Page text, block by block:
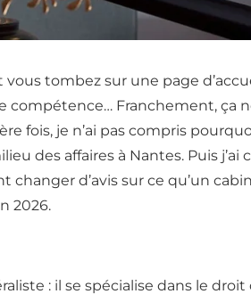
vous tombez sur une page
compétence… Franchement, ça
fois, je n’ai pas compris
des affaires à Nantes. Puis j’ai
changer d’avis sur ce qu’un
2026.
: il se spécialise dans le droit